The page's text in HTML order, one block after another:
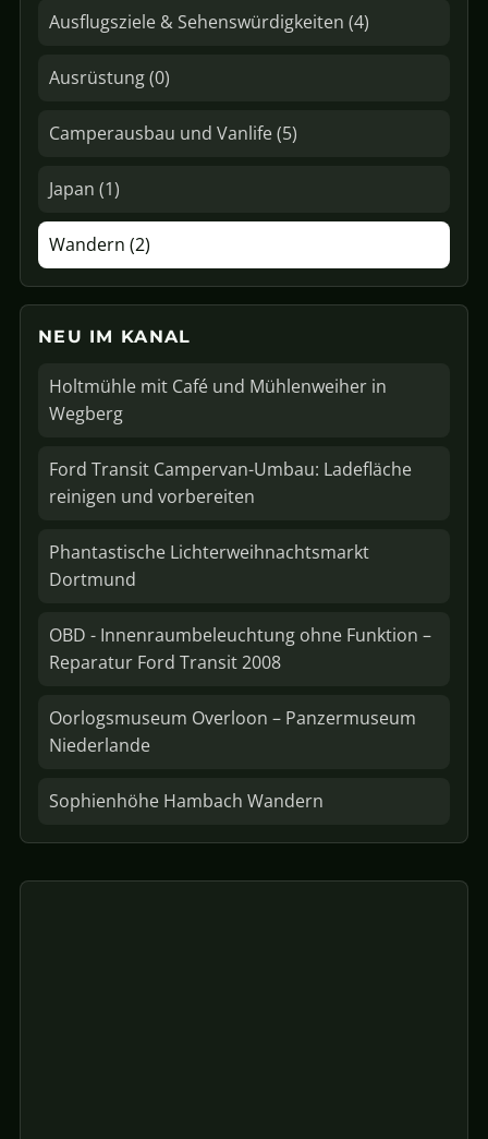
Ausflugsziele & Sehenswürdigkeiten (4)
Ausrüstung (0)
Camperausbau und Vanlife (5)
Japan (1)
Wandern (2)
NEU IM KANAL
Holtmühle mit Café und Mühlenweiher in
Wegberg
Ford Transit Campervan-Umbau: Ladefläche
reinigen und vorbereiten
Phantastische Lichterweihnachtsmarkt
Dortmund
OBD - Innenraumbeleuchtung ohne Funktion –
Reparatur Ford Transit 2008
Oorlogsmuseum Overloon – Panzermuseum
Niederlande
Sophienhöhe Hambach Wandern